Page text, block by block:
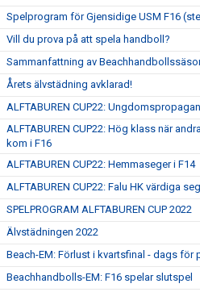
Spelprogram för Gjensidige USM F16
Vill du prova på att spela handboll?
Sammanfattning av
Årets älvstädning avklarad!
ALFTABUREN CUP22:
ALFTABUREN CUP22: Hög klass när
kom i F16
ALFTABUREN CUP22: Hemmaseger i F14
ALFTABUREN CUP22: Falu HK värdiga
SPELPROGRAM ALFTABUREN CUP 2022
Älvstädningen 2022
Beach-EM: Förlust i kvartsfinal - dags för
Beachhandbolls-EM: F16 spelar slutspel